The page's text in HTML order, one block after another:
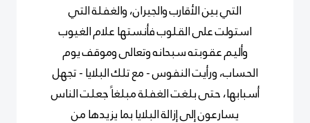
التي بين الأقارب والجيران، والغفلة التي
استولت على القلوب فأنستها علام الغيوب
وأليم عقوبته سبحانه وتعالى وموقف يوم
الحساب، ورأيت النفوس - مع تلك البلايا - تجهل
أسبابها، حتى بلغت الغفلة مبلغاً جعلت الناس
يسارعون إلى إزالة البلايا بما يزيدها من